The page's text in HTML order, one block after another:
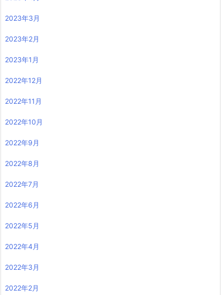
2023年3月
2023年2月
2023年1月
2022年12月
2022年11月
2022年10月
2022年9月
2022年8月
2022年7月
2022年6月
2022年5月
2022年4月
2022年3月
2022年2月